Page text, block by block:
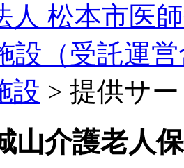
人 松本市医
設（受託運
設 > 提供サ
山介護老人